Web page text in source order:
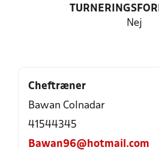
Nej
Cheftræner
Bawan Colnadar
41544345
Bawan96@hotmail.com